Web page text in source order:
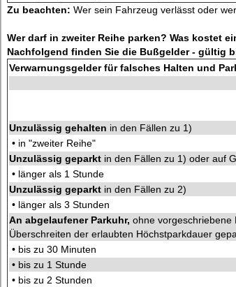
Zu beachten: Wer sein Fahrzeug verlässt oder
Wer darf in zweiter Reihe parken? Was kostet
Nachfolgend finden Sie die Bußgelder - gültig
Verwarnungsgelder für falsches Halten und
Unzulässig gehalten in den Fällen zu 1)
• in "zweiter Reihe"
Unzulässig geparkt in den Fällen zu 1) oder auf
• länger als 1 Stunde
Unzulässig geparkt in den Fällen zu 2)
• länger als 3 Stunden
An abgelaufener Parkuhr, ohne vorgeschriebene
Überschreiten der erlaubten Höchstparkdauer
• bis zu 30 Minuten
• bis zu 1 Stunde
• bis zu 2 Stunden